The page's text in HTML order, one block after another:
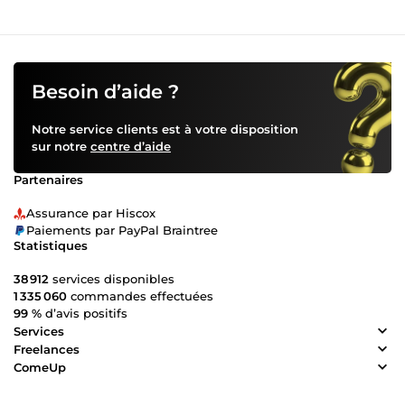
Besoin d’aide ?
Notre service clients est à votre disposition
sur notre centre d’aide
Partenaires
Assurance par Hiscox
Paiements par PayPal Braintree
Statistiques
38 912 services disponibles
1 335 060 commandes effectuées
99 % d’avis positifs
Services
Freelances
ComeUp